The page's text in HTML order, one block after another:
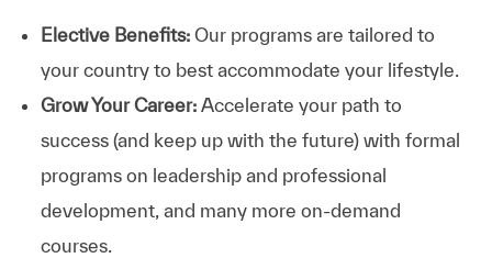
Elective Benefits:Our programs are tailored to
your country to best accommodate your lifestyle.
Grow Your Career: Accelerate your path to
success (and keep up with the future) with formal
programs on leadership and professional
development, and many more on-demand
courses.